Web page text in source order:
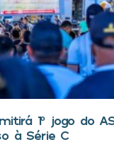
1º jogo do
à Série C